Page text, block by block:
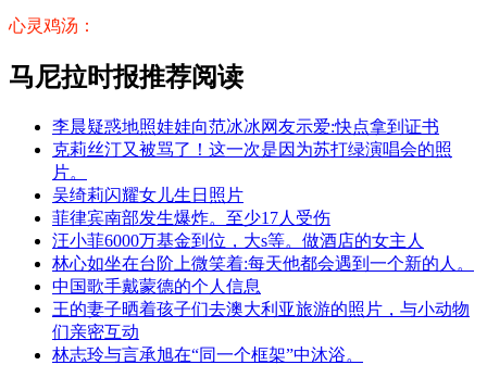
心灵鸡汤：
马尼拉时报推荐阅读
李晨疑惑地照娃娃向范冰冰网友示爱:快点拿到证书
克莉丝汀又被骂了！这一次是因为苏打绿演唱会的照
片。
吴绮莉闪耀女儿生日照片
菲律宾南部发生爆炸。至少17人受伤
汪小菲6000万基金到位，大s等。做酒店的女主人
林心如坐在台阶上微笑着:每天他都会遇到一个新的人。
中国歌手戴蒙德的个人信息
王的妻子晒着孩子们去澳大利亚旅游的照片，与小动物
们亲密互动
林志玲与言承旭在“同一个框架”中沐浴。